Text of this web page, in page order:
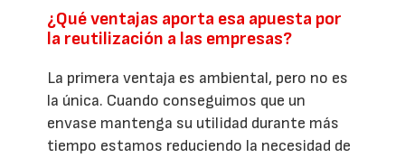
¿Qué ventajas aporta esa apuesta por
la reutilización a las empresas?
La primera ventaja es ambiental, pero no es
la única. Cuando conseguimos que un
envase mantenga su utilidad durante más
tiempo estamos reduciendo la necesidad de